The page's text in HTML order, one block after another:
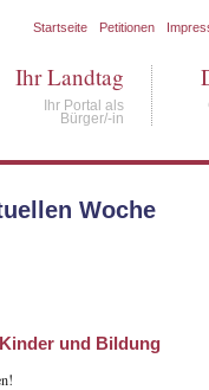
Startseite Petitionen
Ihr Landtag
Ihr Portal als
Bürger/-in
Woche
und Bildung